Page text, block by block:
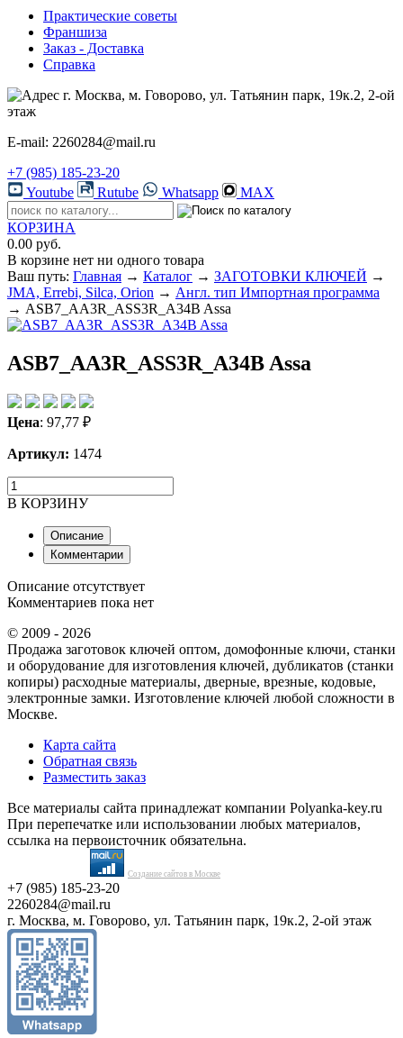
Практические советы
Франшиза
Заказ - Доставка
Справка
г. Москва, м. Говорово, ул. Татьянин парк, 19к.2, 2-ой
этаж
E-mail: 2260284@mail.ru
+7 (985) 185-23-20
Youtube
Rutube Whatsapp MAX
КОРЗИНА
0.00 руб.
В корзине нет ни одного товара
Ваш путь: Главная → Каталог → ЗАГОТОВКИ КЛЮЧЕЙ →
JMA, Errebi, Silca, Orion → Англ. тип Импортная программа
→ ASB7_AA3R_ASS3R_A34B Assa
ASB7_AA3R_ASS3R_A34B Assa
Цена: 97,77 ₽
Артикул: 1474
В КОРЗИНУ
Описание
Комментарии
Описание отсутствует
Комментариев пока нет
© 2009 - 2026
Продажа заготовок ключей оптом, домофонные ключи, станки
и оборудование для изготовления ключей, дубликатов (станки
копиры) расходные материалы, дверные, врезные, кодовые,
электронные замки. Изготовление ключей любой сложности в
Москве.
Карта сайта
Обратная связь
Разместить заказ
Все материалы сайта принадлежат компании Polyanka-key.ru
При перепечатке или использовании любых материалов,
ссылка на первоисточник обязательна.
Создание сайтов в Москве
+7 (985) 185-23-20
2260284@mail.ru
г. Москва, м. Говорово, ул. Татьянин парк, 19к.2, 2-ой этаж